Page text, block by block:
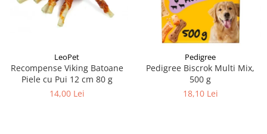
LeoPet
Recompense Viking Batoane
Piele cu Pui 12 cm 80 g
14,00 Lei
Pedigree
Pedigree Biscrok Multi Mix,
500 g
18,10 Lei